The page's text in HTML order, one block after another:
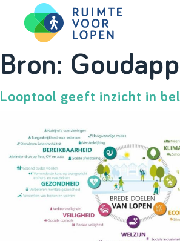
Skip
to
content
NIEUWS
PARTNERS
CITY DEAL
MAGAZINES
Bron:
Looptool geeft inzicht in